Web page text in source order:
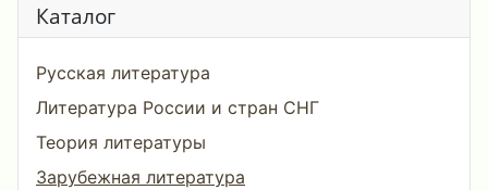
Каталог
Русская литература
Литература России и стран СНГ
Теория литературы
Зарубежная литература